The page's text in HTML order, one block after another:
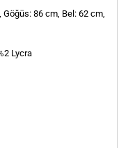
Göğüs: 86 cm, Bel: 62 cm,
Lycra